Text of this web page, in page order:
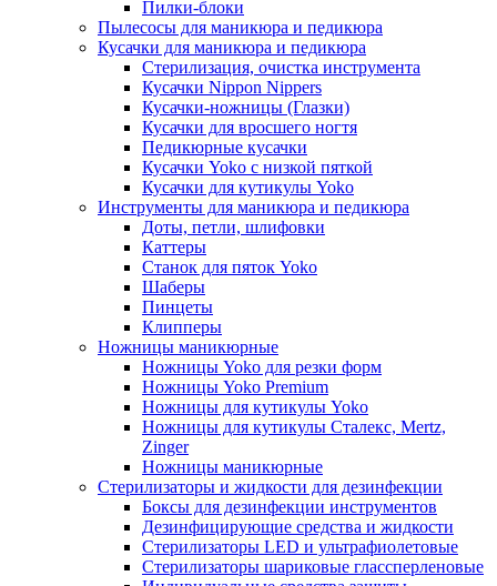
Пилки-блоки
Пылесосы для маникюра и педикюра
Кусачки для маникюра и педикюра
Стерилизация, очистка инструмента
Кусачки Nippon Nippers
Кусачки-ножницы (Глазки)
Кусачки для вросшего ногтя
Педикюрные кусачки
Кусачки Yoko с низкой пяткой
Кусачки для кутикулы Yoko
Инструменты для маникюра и педикюра
Доты, петли, шлифовки
Каттеры
Станок для пяток Yoko
Шаберы
Пинцеты
Клипперы
Ножницы маникюрные
Ножницы Yoko для резки форм
Ножницы Yoko Premium
Ножницы для кутикулы Yoko
Ножницы для кутикулы Сталекс, Mertz,
Zinger
Ножницы маникюрные
Стерилизаторы и жидкости для дезинфекции
Боксы для дезинфекции инструментов
Дезинфицирующие средства и жидкости
Стерилизаторы LED и ультрафиолетовые
Стерилизаторы шариковые глассперленовые